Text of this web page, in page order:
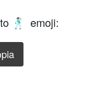
🕺🏻 emoji: